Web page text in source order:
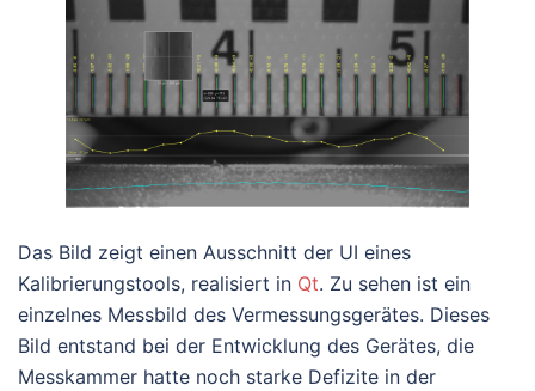
Das Bild zeigt einen Ausschnitt der UI eines
Kalibrierungstools, realisiert in Qt. Zu sehen ist ein
einzelnes Messbild des Vermessungsgerätes. Dieses
Bild entstand bei der Entwicklung des Gerätes, die
Messkammer hatte noch starke Defizite in der